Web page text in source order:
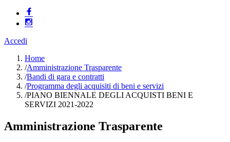
Accedi
Home
/Amministrazione Trasparente
/Bandi di gara e contratti
/Programma degli acquisiti di beni e servizi
/PIANO BIENNALE DEGLI ACQUISTI BENI E
SERVIZI 2021-2022
Amministrazione Trasparente